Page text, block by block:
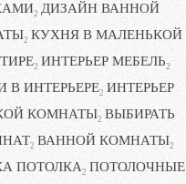
2 ДИЗАЙН ВАННОЙ
2 КУХНЯ В МАЛЕНЬКОЙ
2 ИНТЕРЬЕР МЕБЕЛЬ2
В ИНТЕРЬЕРЕ2 ИНТЕРЬЕР
КОМНАТЫ2 ВЫБИРАТЬ
2 ВАННОЙ КОМНАТЫ2
ПОТОЛКА2 ПОТОЛОЧНЫЕ